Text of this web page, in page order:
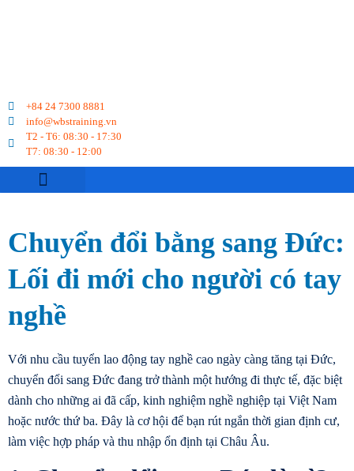
+84 24 7300 8881
info@wbstraining.vn
T2 - T6: 08:30 - 17:30
T7: 08:30 - 12:00
Chuyển đổi bằng sang Đức:
Lối đi mới cho người có tay
nghề
Với nhu cầu tuyển lao động tay nghề cao ngày càng tăng tại Đức,
chuyển đổi sang Đức đang trở thành một hướng đi thực tế, đặc biệt
dành cho những ai đã cấp, kinh nghiệm nghề nghiệp tại Việt Nam
hoặc nước thứ ba. Đây là cơ hội để bạn rút ngắn thời gian định cư,
làm việc hợp pháp và thu nhập ổn định tại Châu Âu.